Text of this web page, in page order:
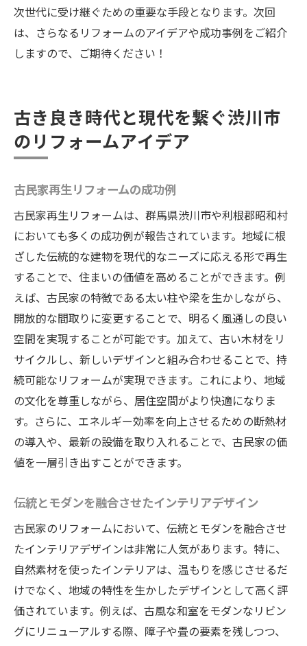
次世代に受け継ぐための重要な手段となります。次回
は、さらなるリフォームのアイデアや成功事例をご紹介
しますので、ご期待ください！
古き良き時代と現代を繋ぐ渋川市
のリフォームアイデア
古民家再生リフォームの成功例
古民家再生リフォームは、群馬県渋川市や利根郡昭和村
においても多くの成功例が報告されています。地域に根
ざした伝統的な建物を現代的なニーズに応える形で再生
することで、住まいの価値を高めることができます。例
えば、古民家の特徴である太い柱や梁を生かしながら、
開放的な間取りに変更することで、明るく風通しの良い
空間を実現することが可能です。加えて、古い木材をリ
サイクルし、新しいデザインと組み合わせることで、持
続可能なリフォームが実現できます。これにより、地域
の文化を尊重しながら、居住空間がより快適になりま
す。さらに、エネルギー効率を向上させるための断熱材
の導入や、最新の設備を取り入れることで、古民家の価
値を一層引き出すことができます。
伝統とモダンを融合させたインテリアデザイン
古民家のリフォームにおいて、伝統とモダンを融合させ
たインテリアデザインは非常に人気があります。特に、
自然素材を使ったインテリアは、温もりを感じさせるだ
けでなく、地域の特性を生かしたデザインとして高く評
価されています。例えば、古風な和室をモダンなリビン
グにリニューアルする際、障子や畳の要素を残しつつ、